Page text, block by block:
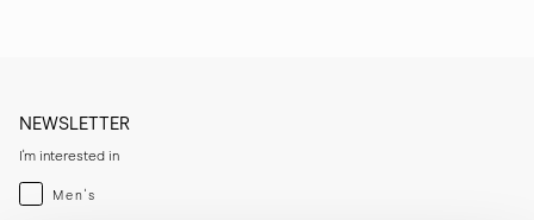
NEWSLETTER
I'm interested in
Menswear
Men's